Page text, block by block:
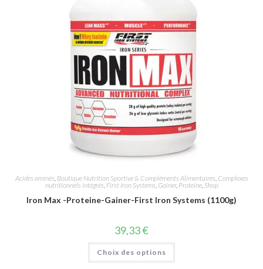
Acides aminés, Boutique Nutrition Sportive & Compléments Alimentaires, Complexes
nutritionnels intégrés, First Iron Systems, Gainer, Proteine, Shop
Iron Max -Proteine-Gainer-First Iron Systems (1100g)
39,33€
Choix des options